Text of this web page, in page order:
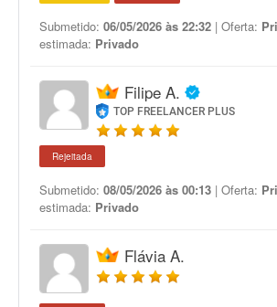
Submetido: 06/05/2026 às 22:32 | Oferta:
estimada: Privado
Filipe A.
TOP FREELANCER PLUS
Rejeitada
Submetido: 08/05/2026 às 00:13 | Oferta:
estimada: Privado
Flávia A.